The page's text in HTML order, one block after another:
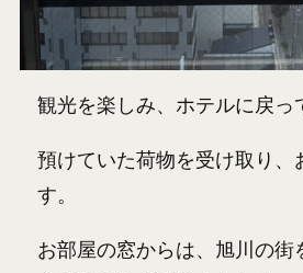
観光を楽しみ、ホテルに戻っ
預けていた荷物を受け取り、
す。
お部屋の窓からは、旭川の街